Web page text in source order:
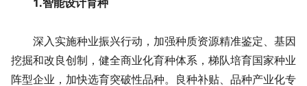
深入实施种业振兴行动，加强种质资源精准鉴定、基因
挖掘和改良创制，健全商业化育种体系，梯队培育国家种业
阵型企业，加快选育突破性品种。良种补贴、品种产业化专